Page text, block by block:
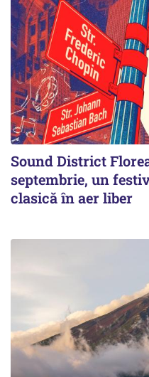
Sound District
septembrie, un
clasică în aer liber